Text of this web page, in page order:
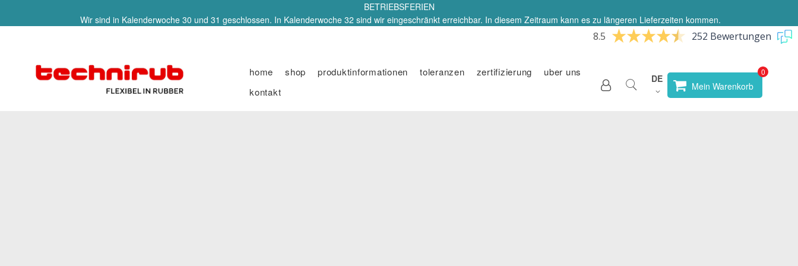
BETRIEBSFERIEN
Wir sind in Kalenderwoche 30 und 31 geschlossen. In Kalenderwoche 32 sind wir eingeschränkt erreichbar. In diesem Zeitraum kann es zu längeren Lieferzeiten kommen.
8.5 252 Bewertungen
home shop produktinformationen toleranzen zertifizierung
uber uns
kontakt
Store
wählen
Sprache
DE
Mein Warenkorb